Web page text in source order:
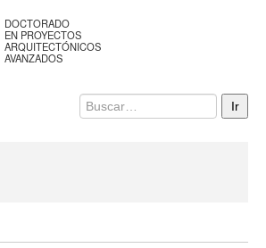
DOCTORADO
EN PROYECTOS
ARQUITECTÓNICOS
AVANZADOS